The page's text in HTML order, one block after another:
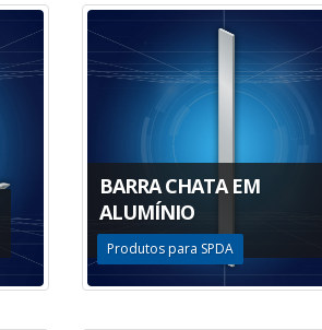
BARRA CHATA EM
ALUMÍNIO
Produtos para SPDA